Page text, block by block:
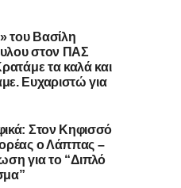
του Βασίλη
στον ΠΑΣ
τα καλά και
Ευχαριστώ για
Στον Κηφισσό
ο Λάππας –
για το “Διπλό